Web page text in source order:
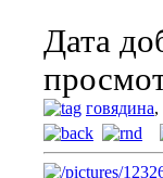
Дата
говядина,